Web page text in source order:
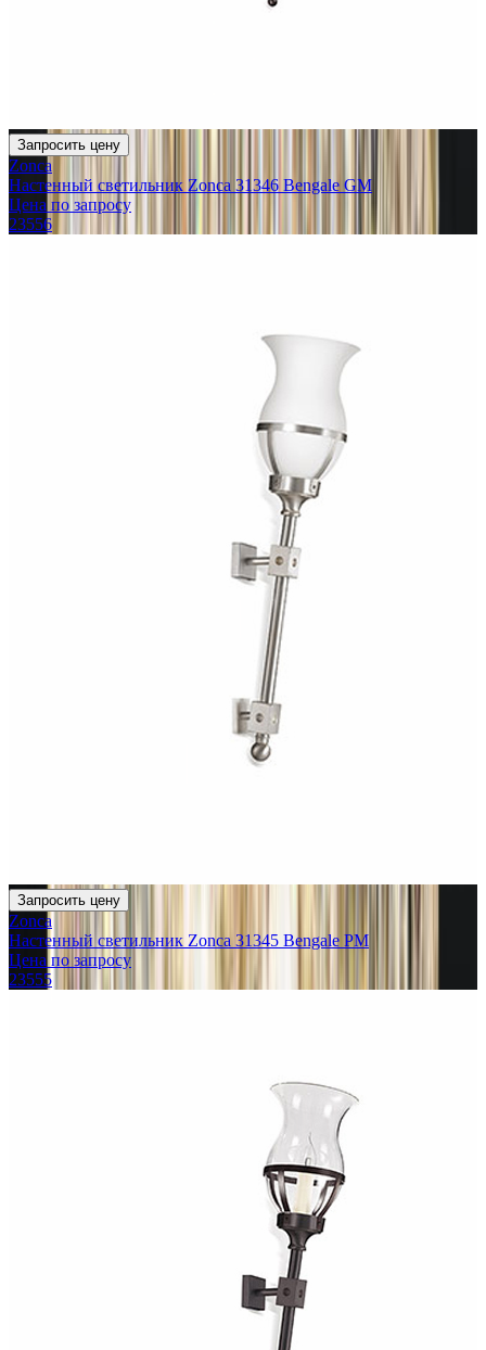
Запросить цену
Zonca
Настенный светильник Zonca 31346 Bengale GM
Цена по запросу
23556
Запросить цену
Zonca
Настенный светильник Zonca 31345 Bengale PM
Цена по запросу
23555